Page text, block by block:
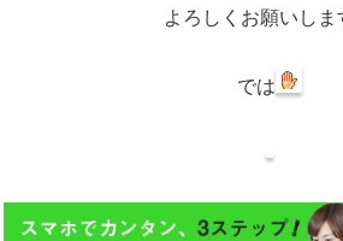
よろしくお願いしま
では